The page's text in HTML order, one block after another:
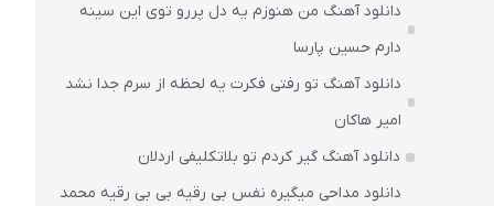
دانلود آهنگ من هنوزم یه دل پررو توی این سینه
دارم حسین پارسا
دانلود آهنگ تو رفتی فکرت یه لحظه از سرم جدا نشد
امیر هاکان
دانلود آهنگ گیر کردم تو بلاتکلیفی اردلان
دانلود مداحی میگیره نفس بی رقیه بی بی رقیه محمد